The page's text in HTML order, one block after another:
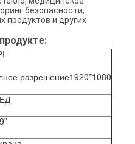
безопасности,
продуктов и других
разрешение1920*1080